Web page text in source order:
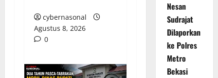
cybernasonal
Agustus 8, 2026
0
Nesan
Sudrajat
Dilaporkan
ke Polres
Metro
Bekasi